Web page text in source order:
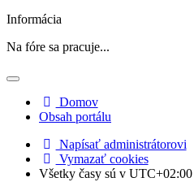
Informácia
Na fóre sa pracuje...
Domov
Obsah portálu
Napísať administrátorovi
Vymazať cookies
Všetky časy sú v UTC+02:00